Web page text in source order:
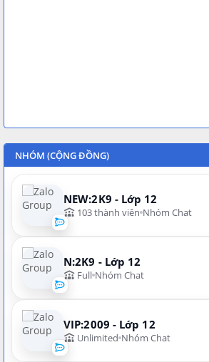
NHÓM (CỘNG ĐỒNG)
NEW:2K9 - Lớp 12
103 thành viên Nhóm Chat
N:2K9 - Lớp 12
Full Nhóm Chat
VIP:2009 - Lớp 12
Unlimited Nhóm Chat